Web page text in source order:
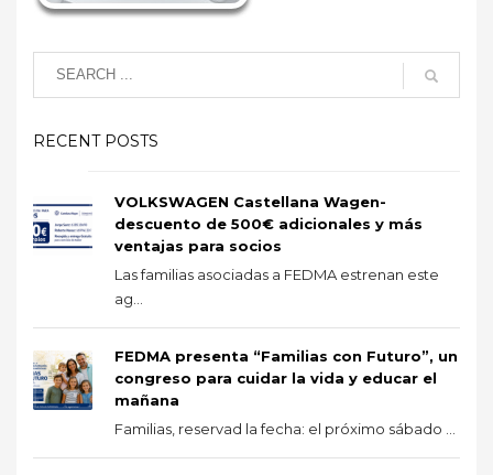
RECENT POSTS
VOLKSWAGEN Castellana Wagen-
descuento de 500€ adicionales y más
ventajas para socios
Las familias asociadas a FEDMA estrenan este
ag...
FEDMA presenta “Familias con Futuro”, un
congreso para cuidar la vida y educar el
mañana
Familias, reservad la fecha: el próximo sábado ...